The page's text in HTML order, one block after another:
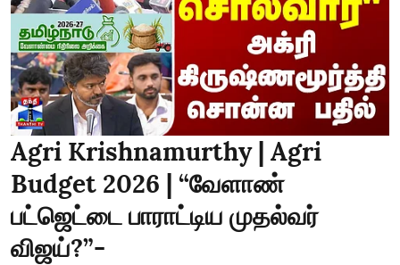
Agri Krishnamurthy | Agri
Budget 2026 | “வேளாண்
பட்ஜெட்டை பாராட்டிய முதல்வர்
விஜய்?”-